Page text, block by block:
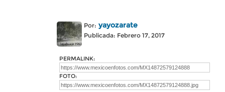
Por: yayozarate
Publicada: Febrero 17, 2017
PERMALINK:
FOTO: